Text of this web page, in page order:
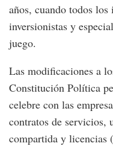
años, cuando todos
inversionistas y
juego.
Las modificaciones a
Constitución Política
celebre con las
contratos de servicios,
compartida y licencias